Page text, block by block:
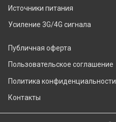
Источники питания
Усиление 3G/4G сигнала
Публичная оферта
Пользовательское соглашение
Политика конфиденциальности
Контакты